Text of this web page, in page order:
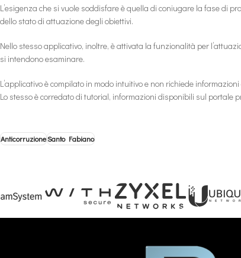
L’esigenza che si vuole soddisfare è quella di coniugare la fase di
dello stato di attuazione degli obiettivi.
Nello stesso applicativo, inoltre, è attivata la funzionalità per
si intendono esaminare.
L’applicativo è compilato in modo intuitivo e non richiede
Lo stesso è corredato di tutorial, informazioni disponibili sul portale
AnticorruzioneSanto Fabiano